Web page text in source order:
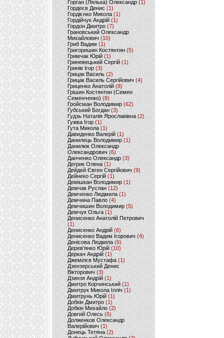
Горган (Лялька) Олександр(1)
Гордеєв Денис (1)
Гордієнко Микола (1)
Гордійчук Андрій (1)
Гордон Дмитро (7)
Грановський Олександр
Михайлович (10)
Гриб Вадим (1)
Григоришин Костянтин (5)
Гримчак Юрій(1)
Гриневецький Сергій(1)
Гринів Ігор (3)
Грицак Василь (2)
Грицак Василь Сергійович (4)
Гриценко Анатолій (8)
Грішин Костянтин (Семен
Семенченко)(8)
Гройсман Володимир(62)
Губський Богдан (3)
Гудзь Наталія Ярославівна(2)
Гужва Ігор (1)
Гута Микола (1)
Давиденко Валерій (1)
Данилець Володимир(1)
Данилюк Олександр
Олександрович (6)
Данченко Олександр (3)
Дегрик Олена(1)
Дейдей Євген Сергійович(9)
Дейнеко Сергій (1)
Демішкан Володимир(1)
Демчак Руслан (12)
Демченко Людмила (1)
Демчина Павло (4)
Демчишин Володимир (5)
Демчук Ольга(1)
Денисенко Анатолій Петрович
(1)
Денисенко Андрій (6)
Денисенко Вадим Ігорович (4)
Денісова Людміла(6)
Дерев'янко Юрій(10)
Деркач Андрій(1)
Джемілєв Мустафа (1)
Дзензерський Денис
Вікторович (3)
Дзинзя Андрій (1)
Дмитро Корчинський (1)
Дмитрук Микола Ілліч (1)
Дмитрунь Юрій (1)
Добкін Дмитро(1)
Добкін Михайло (2)
Довгий Олесь (6)
Долженков Олександр
Валерійович (1)
Донець Тетяна (2)